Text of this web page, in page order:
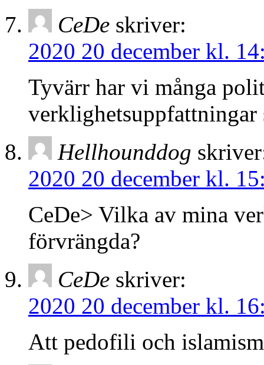
CeDe skriver:
2020 20 december kl.
Tyvärr har vi många
verklighetsuppfattningar
Hellhounddog
2020 20 december kl.
CeDe> Vilka av mina
förvrängda?
CeDe skriver:
2020 20 december kl.
Att pedofili och